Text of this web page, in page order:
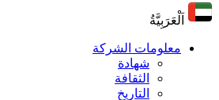
اَلْعَرَبِيَّةُ
معلومات الشركة
شهادة
الثقافة
التاريخ